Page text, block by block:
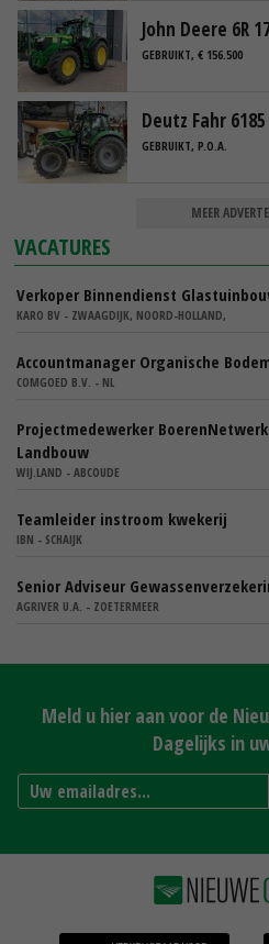
John Deere 6R
GEBRUIKT, € 156.500
Deutz Fahr
GEBRUIKT, P.O.A.
MEER
VACATURES
Verkoper Binnendienst
KARO BV - ZWAAGDIJK, NOORD-HOLLAND,
Accountmanager Organische
COMGOED B.V. - NL
Projectmedewerker
Landbouw
WIJ.LAND - ABCOUDE
Teamleider instroom kwekerij
IBN - SCHAIJK
Senior Adviseur
AGRIVER U.A. - ZOETERMEER
Meld u hier aan voor de
Dagelijks in